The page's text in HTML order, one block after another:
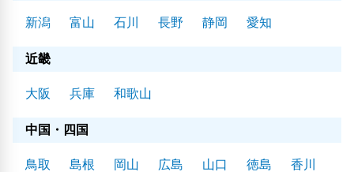
新潟 富山 石川 長野 静岡 愛知
近畿
大阪 兵庫 和歌山
中国・四国
鳥取 島根 岡山 広島 山口 徳島
香川